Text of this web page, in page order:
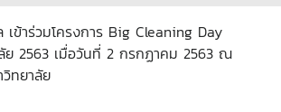
เข้าร่วมโครงการ Big Cleaning Day
ย 2563 เมื่อวันที่ 2 กรกฏาคม 2563 ณ
ทยาลัย